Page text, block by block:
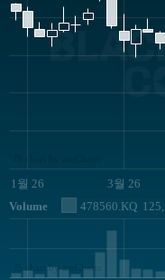
1월 26 3월 26
Volume 478560.KQ
JS chart by amCharts